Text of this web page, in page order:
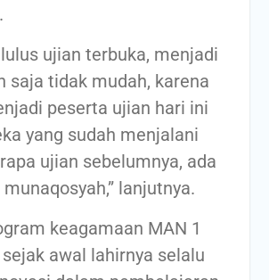
ujian terbuka, menjadi
saja tidak mudah, karena
peserta ujian hari ini
yang sudah menjalani
ujian sebelumnya, ada
lanjutnya.
keagamaan MAN 1
awal lahirnya selalu